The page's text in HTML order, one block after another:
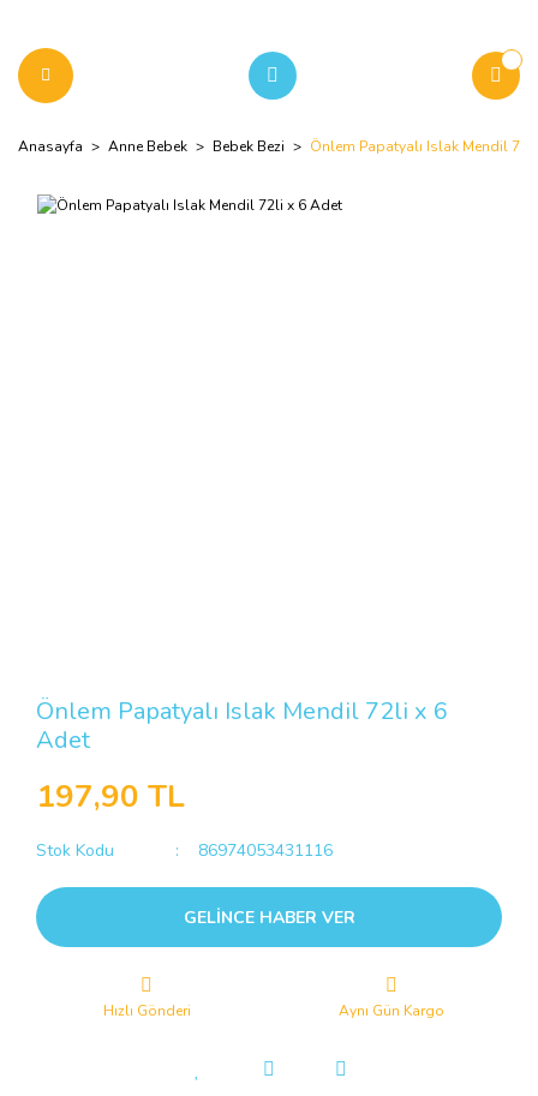
Anasayfa Anne Bebek Bebek Bezi Önlem Papatyalı Islak Mendil
Önlem Papatyalı Islak Mendil 72li x 6
Adet
197,90 TL
Stok Kodu 86974053431116
GELİNCE HABER VER
Hızlı Gönderi Aynı Gün Kargo